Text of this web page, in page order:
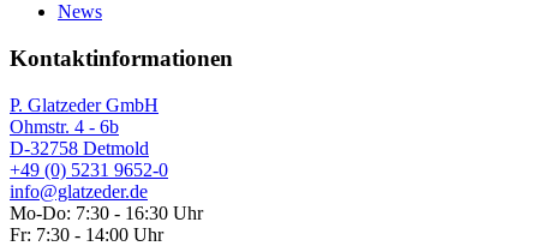
News
Kontaktinformationen
P. Glatzeder GmbH
Ohmstr. 4 - 6b
D-32758 Detmold
+49 (0) 5231 9652-0
info@glatzeder.de
Mo-Do: 7:30 - 16:30 Uhr
Fr: 7:30 - 14:00 Uhr